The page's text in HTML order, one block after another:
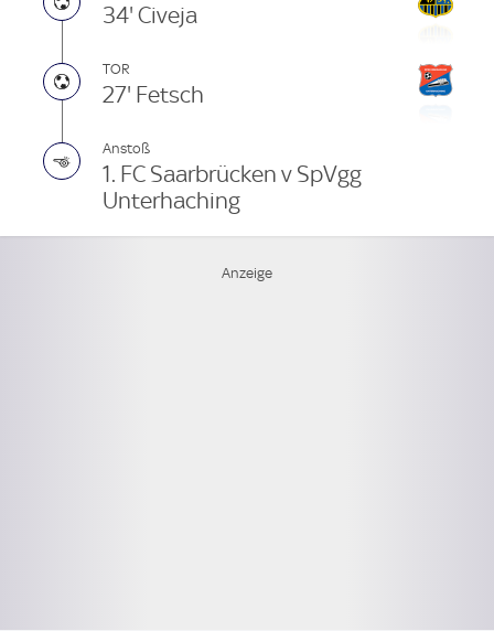
34' Civeja
TOR
27' Fetsch
Anstoß
1. FC Saarbrücken v SpVgg
Unterhaching